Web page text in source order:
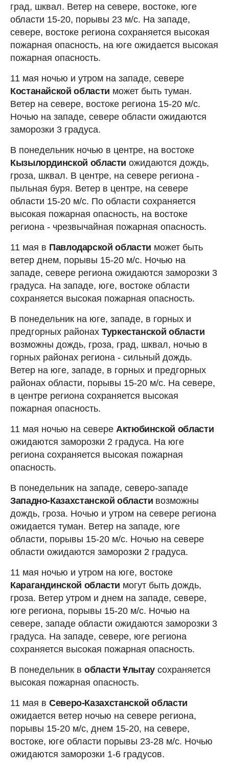
град, шквал. Ветер на севере, востоке, юге
области 15-20, порывы 23 м/с. На западе,
севере, востоке региона сохраняется высокая
пожарная опасность, на юге ожидается высокая
пожарная опасность.
11 мая ночью и утром на западе, севере
Костанайской области может быть туман.
Ветер на севере, востоке региона 15-20 м/с.
Ночью на западе, севере области ожидаются
заморозки 3 градуса.
В понедельник ночью в центре, на востоке
Кызылординской области ожидаются дождь,
гроза, шквал. В центре, на севере региона -
пыльная буря. Ветер в центре, на севере
области 15-20 м/с. По области сохраняется
высокая пожарная опасность, на востоке
региона - чрезвычайная пожарная опасность.
11 мая в Павлодарской области может быть
ветер днем, порывы 15-20 м/с. Ночью на
западе, севере региона ожидаются заморозки 3
градуса. На западе, юге, востоке области
сохраняется высокая пожарная опасность.
В понедельник на юге, западе, в горных и
предгорных районах Туркестанской области
возможны дождь, гроза, град, шквал, ночью в
горных районах региона - сильный дождь.
Ветер на юге, западе, в горных и предгорных
районах области, порывы 15-20 м/с. На севере,
в центре региона сохраняется высокая
пожарная опасность.
11 мая ночью на севере Актюбинской области
ожидаются заморозки 2 градуса. На юге
региона сохраняется высокая пожарная
опасность.
В понедельник на западе, северо-западе
Западно-Казахстанской области возможны
дождь, гроза. Ночью и утром на севере региона
ожидается туман. Ветер на западе, юге
области, порывы 15-20 м/с. Ночью на севере
области ожидаются заморозки 2 градуса.
11 мая ночью и утром на юге, востоке
Карагандинской области могут быть дождь,
гроза. Ветер утром и днем на западе, севере,
юге региона, порывы 15-20 м/с. Ночью на
севере, западе области ожидаются заморозки 3
градуса. На западе, севере, юге региона
сохраняется высокая пожарная опасность.
В понедельник в области Ұлытау сохраняется
высокая пожарная опасность.
11 мая в Северо-Казахстанской области
ожидается ветер ночью на севере региона,
порывы 15-20 м/с, днем 15-20, на севере,
востоке, юге области порывы 23-28 м/с. Ночью
ожидаются заморозки 1-6 градусов.